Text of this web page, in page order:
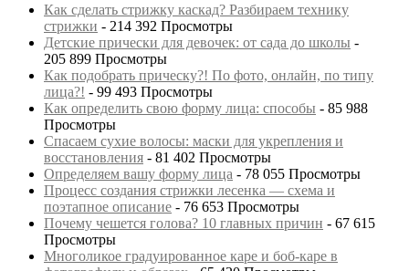
Как сделать стрижку каскад? Разбираем технику
стрижки - 214 392 Просмотры
Детские прически для девочек: от сада до школы -
205 899 Просмотры
Как подобрать прическу?! По фото, онлайн, по типу
лица?! - 99 493 Просмотры
Как определить свою форму лица: способы - 85 988
Просмотры
Спасаем сухие волосы: маски для укрепления и
восстановления - 81 402 Просмотры
Определяем вашу форму лица - 78 055 Просмотры
Процесс создания стрижки лесенка — схема и
поэтапное описание - 76 653 Просмотры
Почему чешется голова? 10 главных причин - 67 615
Просмотры
Многоликое градуированное каре и боб-каре в